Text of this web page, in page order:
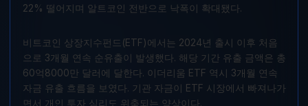
22% 떨어지며 알트코인 전반으로 낙폭이 확대됐다.
비트코인 상장지수펀드(ETF)에서는 2024년 출시 이후 처음
으로 3개월 연속 순유출이 발생했다. 해당 기간 유출 금액은 총
60억8000만 달러에 달한다. 이더리움 ETF 역시 3개월 연속
자금 유출 흐름을 보였다. 기관 자금이 ETF 시장에서 빠져나가
면서 개인 투자 심리도 위축되는 양상이다.